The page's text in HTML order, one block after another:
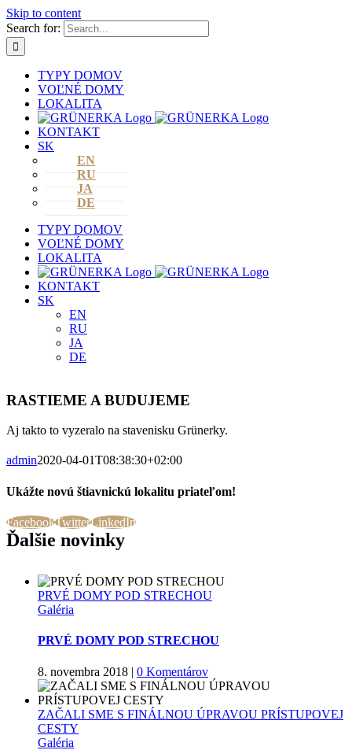
Skip to content
Search for:
TYPY DOMOV
VOĽNÉ DOMY
LOKALITA
KONTAKT
SK
EN
RU
JA
DE
TYPY DOMOV
VOĽNÉ DOMY
LOKALITA
KONTAKT
SK
EN
RU
JA
DE
RASTIEME A BUDUJEME
Aj takto to vyzeralo na stavenisku Grünerky.
admin2020-04-01T08:38:30+02:00
Ukážte novú štiavnickú lokalitu priateľom!
FacebookTwitterLinkedIn
Ďalšie novinky
PRVÉ DOMY POD STRECHOU
Galéria
PRVÉ DOMY POD STRECHOU
8. novembra 2018 | 0 Komentárov
ZAČALI SME S FINÁLNOU ÚPRAVOU PRÍSTUPOVEJ
CESTY
Galéria